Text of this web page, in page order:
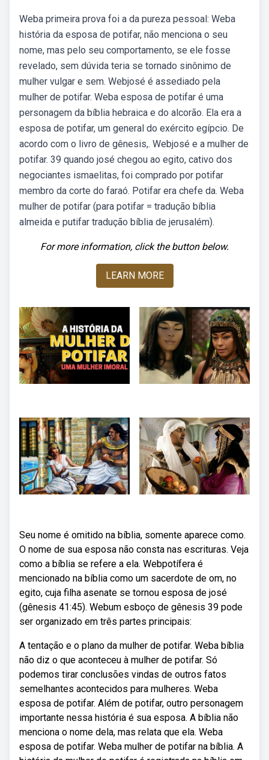
Weba primeira prova foi a da pureza pessoal: Weba
história da esposa de potifar, não menciona o seu
nome, mas pelo seu comportamento, se ele fosse
revelado, sem dúvida teria se tornado sinônimo de
mulher vulgar e sem. Webjosé é assediado pela
mulher de potifar. Weba esposa de potifar é uma
personagem da bíblia hebraica e do alcorão. Ela era a
esposa de potifar, um general do exército egípcio. De
acordo com o livro de gênesis,. Webjosé e a mulher de
potifar. 39 quando josé chegou ao egito, cativo dos
negociantes ismaelitas, foi comprado por potifar
membro da corte do faraó. Potifar era chefe da. Weba
mulher de potifar (para potifar = tradução bíblia
almeida e putifar tradução bíblia de jerusalém).
For more information, click the button below.
LEARN MORE
Seu nome é omitido na bíblia, somente aparece como.
O nome de sua esposa não consta nas escrituras. Veja
como a bíblia se refere a ela. Webpotífera é
mencionado na bíblia como um sacerdote de om, no
egito, cuja filha asenate se tornou esposa de josé
(gênesis 41:45). Webum esboço de gênesis 39 pode
ser organizado em três partes principais:
A tentação e o plano da mulher de potifar. Weba bíblia
não diz o que aconteceu à mulher de potifar. Só
podemos tirar conclusões vindas de outros fatos
semelhantes acontecidos para mulheres. Weba
esposa de potifar. Além de potifar, outro personagem
importante nessa história é sua esposa. A bíblia não
menciona o nome dela, mas relata que ela. Weba
esposa de potifar. Weba mulher de potifar na bíblia. A